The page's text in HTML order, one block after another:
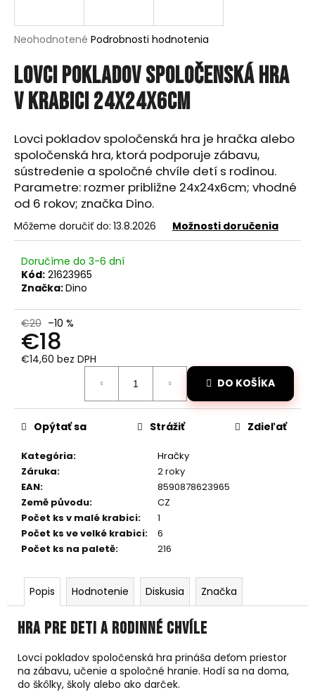
Priemerné
produktu
je
0,0
z
hviezdičiek.
Neohodnotené Podrobnosti hodnotenia
Lovci pokladov spoločenská hra
v krabici 24x24x6cm
Lovci pokladov spoločenská hra je hračka alebo
spoločenská hra, ktorá podporuje zábavu,
sústredenie a spoločné chvíle detí s rodinou.
Parametre: rozmer približne 24x24x6cm; vhodné
od 6 rokov; značka Dino.
Môžeme doručiť do: 13.8.2026 Možnosti doručenia
Doručíme do 3-6 dní
Kód: 21623965
Značka:Dino
€20 –10 %
€18
€14,60 bez DPH
DO KOŠÍKA
Kategória:
Hračky
Záruka:
2 roky
EAN:
8590878623965
Země původu:
CZ
Počet ks v malé krabici:
1
Počet ks ve velké krabici:
6
Počet ks na paletě: 216
Opýtať sa Strážiť Zdieľať
Popis Hodnotenie Diskusia Značka
Hra pre deti a rodinné chvíle
Lovci pokladov spoločenská hra prináša deťom priestor
na zábavu, učenie a spoločné hranie. Hodí sa na doma,
do škôlky, školy alebo ako darček.
j
?
HĽADAŤ
O
d
m
AUTO
DRIFT
CAR
A01
€26
Pôvodne:
€30